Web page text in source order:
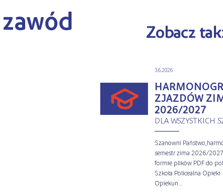
Zobacz
3.6.2026
ZJAZDÓW
2026/2027
DLA WSZYSTKICH
Szanowni
semestr zima 2026/
formie plików PDF do
Szkoła Policealna
Opiekun...